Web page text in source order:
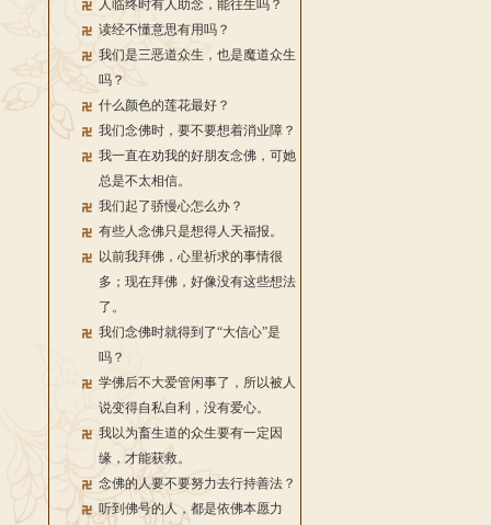
人临终时有人助念，能往生吗？
读经不懂意思有用吗？
我们是三恶道众生，也是魔道众生
吗？
什么颜色的莲花最好？
我们念佛时，要不要想着消业障？
我一直在劝我的好朋友念佛，可她
总是不太相信。
我们起了骄慢心怎么办？
有些人念佛只是想得人天福报。
以前我拜佛，心里祈求的事情很
多；现在拜佛，好像没有这些想法
了。
我们念佛时就得到了“大信心”是
吗？
学佛后不大爱管闲事了，所以被人
说变得自私自利，没有爱心。
我以为畜生道的众生要有一定因
缘，才能获救。
念佛的人要不要努力去行持善法？
听到佛号的人，都是依佛本愿力